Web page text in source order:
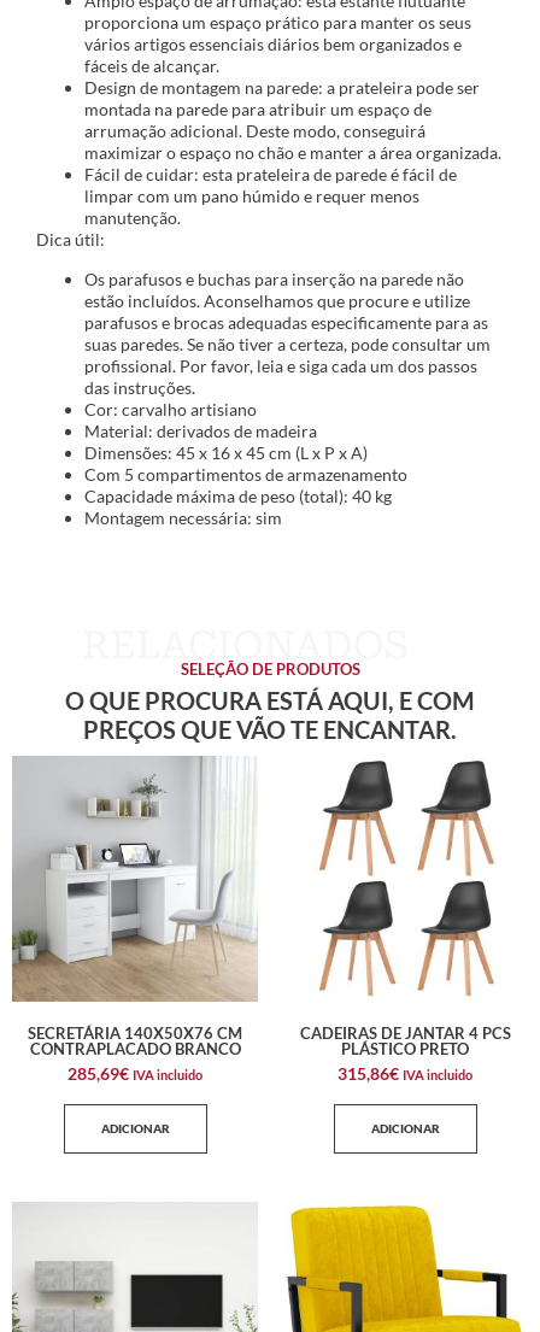
proporciona um espaço prático para manter os seus
vários artigos essenciais diários bem organizados e
fáceis de alcançar.
Design de montagem na parede: a prateleira pode ser
montada na parede para atribuir um espaço de
arrumação adicional. Deste modo, conseguirá
maximizar o espaço no chão e manter a área organizada.
Fácil de cuidar: esta prateleira de parede é fácil de
limpar com um pano húmido e requer menos
manutenção.
Dica útil:
Os parafusos e buchas para inserção na parede não
estão incluídos. Aconselhamos que procure e utilize
parafusos e brocas adequadas especificamente para as
suas paredes. Se não tiver a certeza, pode consultar um
profissional. Por favor, leia e siga cada um dos passos
das instruções.
Cor: carvalho artisiano
Material: derivados de madeira
Dimensões: 45 x 16 x 45 cm (L x P x A)
Com 5 compartimentos de armazenamento
Capacidade máxima de peso (total): 40 kg
Montagem necessária: sim
SELEÇÃO DE PRODUTOS
O QUE PROCURA ESTÁ AQUI, E COM
PREÇOS QUE VÃO TE ENCANTAR.
SECRETÁRIA 140X50X76 CM
CONTRAPLACADO BRANCO
285,69€ IVA incluido
ADICIONAR
CADEIRAS DE JANTAR 4 PCS
PLÁSTICO PRETO
315,86€ IVA incluido
ADICIONAR